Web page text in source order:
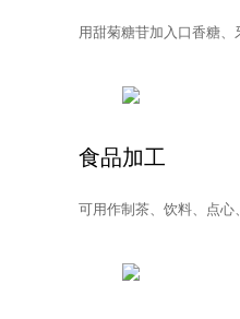
用甜菊糖苷加入口香糖
食品加工
可用作制茶、饮料、点心